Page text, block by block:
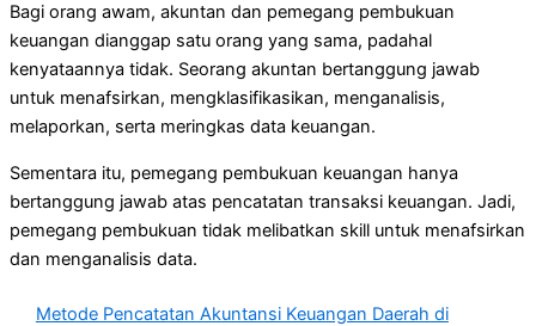
Bagi orang awam, akuntan dan pemegang pembukuan
keuangan dianggap satu orang yang sama, padahal
kenyataannya tidak. Seorang akuntan bertanggung jawab
untuk menafsirkan, mengklasifikasikan, menganalisis,
melaporkan, serta meringkas data keuangan.
Sementara itu, pemegang pembukuan keuangan hanya
bertanggung jawab atas pencatatan transaksi keuangan. Jadi,
pemegang pembukuan tidak melibatkan skill untuk menafsirkan
dan menganalisis data.
Metode Pencatatan Akuntansi Keuangan Daerah di